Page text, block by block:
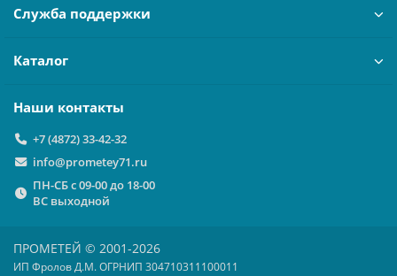
Служба поддержки
Каталог
Наши контакты
+7 (4872) 33-42-32
info@prometey71.ru
ПН-СБ с 09-00 до 18-00
ВС выходной
ПРОМЕТЕЙ © 2001-2026
ИП Фролов Д.М. ОГРНИП 304710311100011